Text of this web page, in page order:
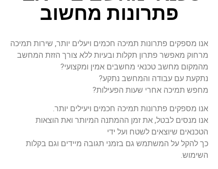
פתרונות מחשוב
אנו מספקים פתרונות תמיכה חכמים ויעלים יותר, שירות תמיכה
מרחוק מאפשר פתרון תקלות ובעיות ללא צורך הזזת המחשב
מהמקום מחשב טכנאי מחשבים אמין ומקצועי?
נתקעת עם עבודה והמחשב נתקע?
מחפש תמיכה אחרי שעות הפעילות?
אנו מספקים פתרונות תמיכה חכמים ויעילים יותר.
אנו מנסים לבטל, את זמן ההמתנה המיותר ואת הוצאות
הטכנאים שיוצאים לשטח ועל ידי
כך להקל על המשתמש גם בזמני תגובה מיידים וגם בקלות
השימוש.